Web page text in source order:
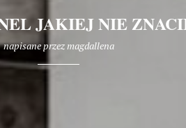
JAKIEJ NIE
napisane przez magdallena